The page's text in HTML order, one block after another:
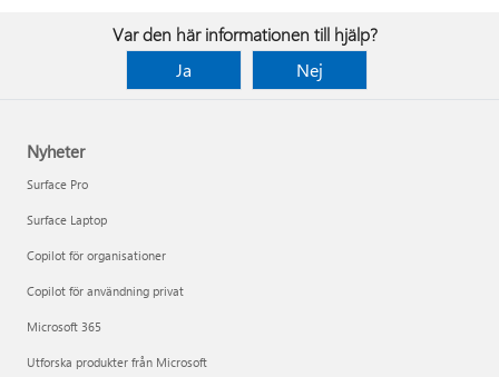
Var den här informationen till hjälp?
Ja
Nej
Nyheter
Surface Pro
Surface Laptop
Copilot för organisationer
Copilot för användning privat
Microsoft 365
Utforska produkter från Microsoft